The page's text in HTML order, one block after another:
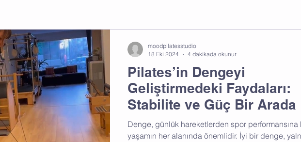
Pilates’in Dengeyi
Geliştirmedeki Faydaları:
Stabilite ve Güç Bir Arada
Denge, günlük hareketlerden spor performansına
yaşamın her alanında önemlidir. İyi bir denge,
moodpilatesstudio
18 Eki 2024
4 dakikada okunur